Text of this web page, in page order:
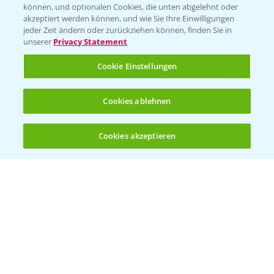
5:04
Standortreport Nauen - Eine starke
Herbizidlösung im Mais
(noch 4)
können, und optionalen Cookies, die unten abgelehnt oder
akzeptiert werden können, und wie Sie Ihre Einwilligungen
jeder Zeit ändern oder zurückziehen können, finden Sie in
unserer Privacy Statement
Cookie Einstellungen
Cookies ablehnen
Cookies akzeptieren